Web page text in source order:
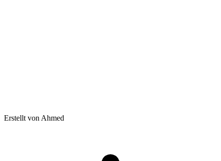
Erstellt von Ahmed